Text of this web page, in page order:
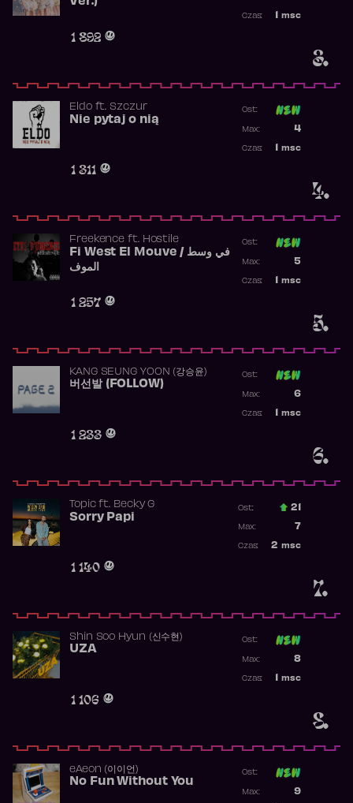
3.
1 892
msc
Czas:
4.
Eldoft. Szczur
Nie pytaj o nią
1 311
Ost:
4
Max:
msc
Czas:
5.
Freekence ft. Hostile
Fi West El Mouve / في وسط
الموف
1 257
Ost:
5
Max:
msc
Czas:
6.
KANG SEUNG YOON (강승윤)
버선발 (FOLLOW)
1 233
Ost:
6
Max:
msc
Czas:
7.
Topicft. Becky G
Sorry Papi
1 140
Ost.: 21
7
Max:
2 msc
Czas:
8.
Shin Soo Hyun (신수현)
UZA
1 106
Ost:
8
Max:
msc
Czas:
​eAeon (이이언)
No Fun Without You
Ost:
9
Max: